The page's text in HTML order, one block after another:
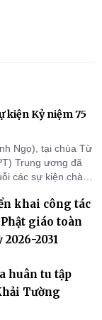
kiện Kỷ niệm 75
Ngọ), tại chùa Từ
Trung ương đã
các sự kiện chào
khai công tác
giáo toàn
2031
huân tu tập
Tường